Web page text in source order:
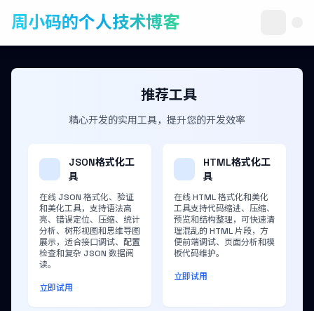
周小码的个人技术博客
推荐工具
精心开发的实用工具，提升您的开发效率
JSON格式化工
具
在线 JSON 格式化、验证
和美化工具，支持语法高
亮、错误定位、压缩、统计
分析、树形视图和思维导图
展示，适合接口调试、配置
检查和复杂 JSON 数据阅
读。
立即试用
HTML格式化工
具
在线 HTML 格式化和美化
工具支持代码缩进、压缩、
预览和结构整理，可快速清
理混乱的 HTML 片段，方
便前端调试、页面分析和模
板代码维护。
立即试用